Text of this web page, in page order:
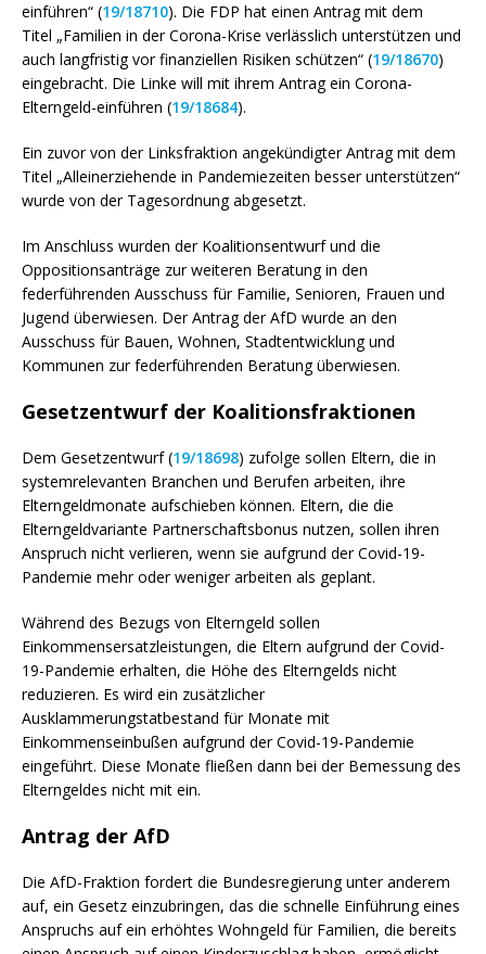
einführen“ (19/18710). Die FDP hat einen Antrag mit dem
Titel „Familien in der Corona-Krise verlässlich unterstützen und
auch langfristig vor finanziellen Risiken schützen“ (19/18670)
eingebracht. Die Linke will mit ihrem Antrag ein Corona-
Elterngeld-einführen (19/18684).
Ein zuvor von der Linksfraktion angekündigter Antrag mit dem
Titel „Alleinerziehende in Pandemiezeiten besser unterstützen“
wurde von der Tagesordnung abgesetzt.
Im Anschluss wurden der Koalitionsentwurf und die
Oppositionsanträge zur weiteren Beratung in den
federführenden Ausschuss für Familie, Senioren, Frauen und
Jugend überwiesen. Der Antrag der AfD wurde an den
Ausschuss für Bauen, Wohnen, Stadtentwicklung und
Kommunen zur federführenden Beratung überwiesen.
Gesetzentwurf der Koalitionsfraktionen
Dem Gesetzentwurf (19/18698) zufolge sollen Eltern, die in
systemrelevanten Branchen und Berufen arbeiten, ihre
Elterngeldmonate aufschieben können. Eltern, die die
Elterngeldvariante Partnerschaftsbonus nutzen, sollen ihren
Anspruch nicht verlieren, wenn sie aufgrund der Covid-19-
Pandemie mehr oder weniger arbeiten als geplant.
Während des Bezugs von Elterngeld sollen
Einkommensersatzleistungen, die Eltern aufgrund der Covid-
19-Pandemie erhalten, die Höhe des Elterngelds nicht
reduzieren. Es wird ein zusätzlicher
Ausklammerungstatbestand für Monate mit
Einkommenseinbußen aufgrund der Covid-19-Pandemie
eingeführt. Diese Monate fließen dann bei der Bemessung des
Elterngeldes nicht mit ein.
Antrag der AfD
Die AfD-Fraktion fordert die Bundesregierung unter anderem
auf, ein Gesetz einzubringen, das die schnelle Einführung eines
Anspruchs auf ein erhöhtes Wohngeld für Familien, die bereits